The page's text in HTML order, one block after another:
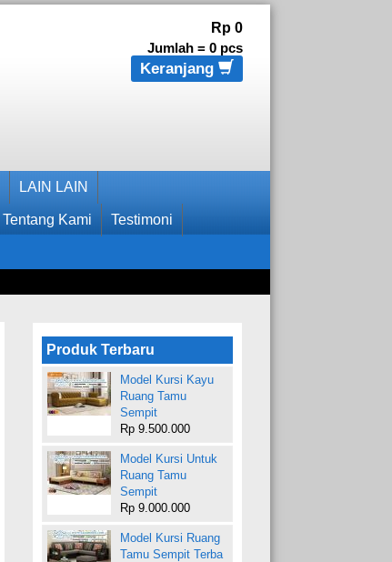
Rp 0
Jumlah = 0pcs
Keranjang
LAIN LAIN
Tentang Kami Testimoni
Produk Terbaru
Model Kursi Kayu
Ruang Tamu
Sempit
Rp 9.500.000
Model Kursi Untuk
Ruang Tamu
Sempit
Rp 9.000.000
Model Kursi Ruang
Tamu Sempit Terba